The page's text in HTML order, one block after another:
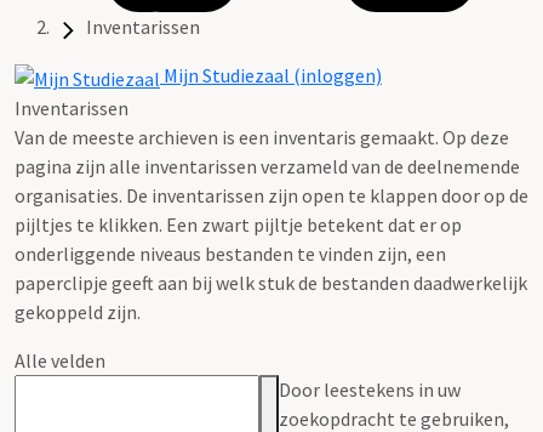
Inventarissen
Mijn Studiezaal (inloggen)
Inventarissen
Van de meeste archieven is een inventaris gemaakt. Op deze
pagina zijn alle inventarissen verzameld van de deelnemende
organisaties. De inventarissen zijn open te klappen door op de
pijltjes te klikken. Een zwart pijltje betekent dat er op
onderliggende niveaus bestanden te vinden zijn, een
paperclipje geeft aan bij welk stuk de bestanden daadwerkelijk
gekoppeld zijn.
Alle velden
Door leestekens in uw
zoekopdracht te gebruiken,